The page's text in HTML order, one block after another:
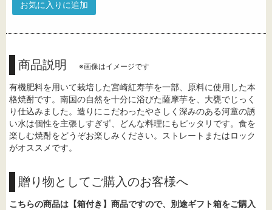
お気に入りに追加
商品説明 ※画像はイメージです
有機肥料を用いて栽培した宮崎紅寿芋を一部、原料に使用した本
格焼酎です。南国の自然を十分に浴びた薩摩芋を、大甕でじっく
り仕込みました。造りにこだわったやさしく深みのある河童の誘
い水は個性を主張しすぎず、どんな料理にもピッタリです。食を
楽しむ焼酎をどうぞお楽しみください。ストレートまたはロック
がオススメです。
贈り物としてご購入のお客様へ
こちらの商品は【箱付き】商品ですので、別途ギフト箱をご購入